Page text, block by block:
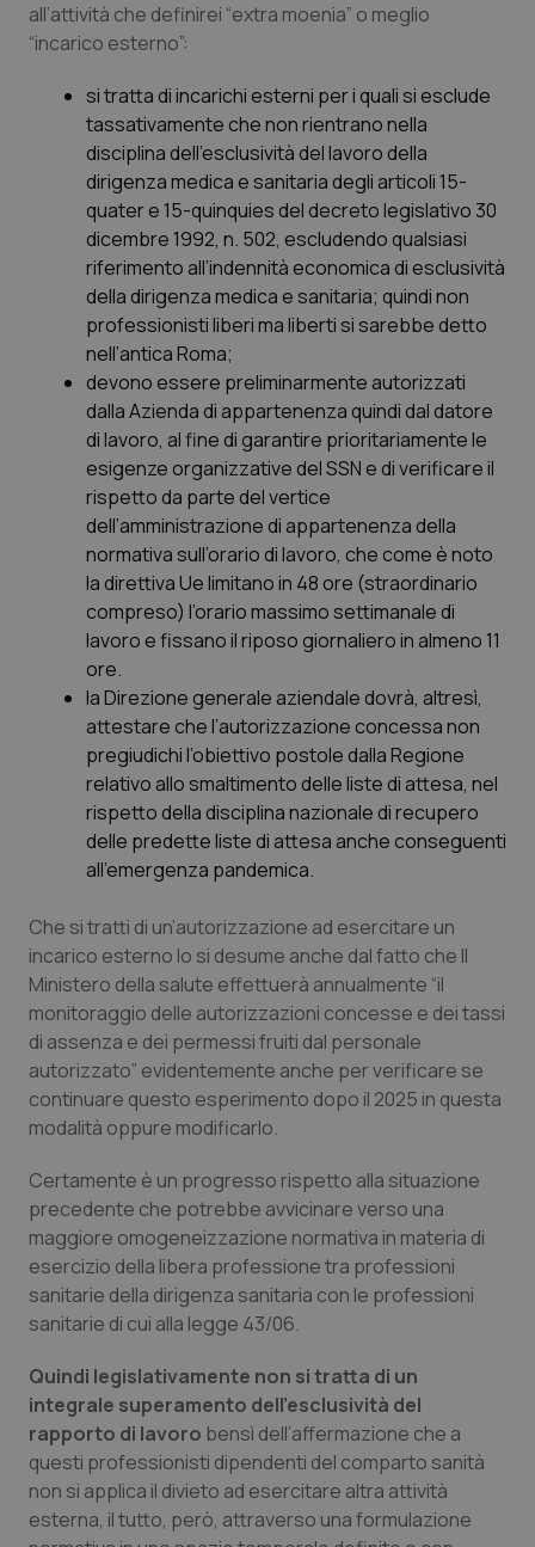
Provincia Autonoma di Bolzano
Provincia Autonoma di Trento
Puglia
Sardegna
Sicilia
Toscana
Umbria
Valle D’Aosta
Veneto
Infezioni & Febbre
Ipertensione & Scompenso
Malattie rare
Malattia di Crohn & Rettocolite Ulcerosa
Neuroscienze & patologie neurodegenerative
Obesità
Oftalmologia
Oncodermatologia
Oncoematologia
Oncologia & Nutrizione
Psoriasi & pelle
Quotidiano Cardiologia
Quotidiano Chirurgia
Quotidiano Oncologia
Quotidiano Pediatria
Rene & patologie urogenitali
Salute orale & impianti
Sangue & coagulazione
Tumore al seno
Tumore ovarico
Tumori gastrointestinali
Ulcera & Reflusso
Vaccini
all’attività che definirei “extra moenia” o meglio
“incarico esterno”:
si tratta di incarichi esterni per i quali si esclude
tassativamente che non rientrano nella
disciplina dell’esclusività del lavoro della
dirigenza medica e sanitaria degli articoli 15-
quater e 15-quinquies del decreto legislativo 30
dicembre 1992, n. 502, escludendo qualsiasi
riferimento all’indennità economica di esclusività
della dirigenza medica e sanitaria; quindi non
professionisti liberi ma liberti si sarebbe detto
nell’antica Roma;
devono essere preliminarmente autorizzati
dalla Azienda di appartenenza quindi dal datore
di lavoro, al fine di garantire prioritariamente le
esigenze organizzative del SSN e di verificare il
rispetto da parte del vertice
dell’amministrazione di appartenenza della
normativa sull’orario di lavoro, che come è noto
la direttiva Ue limitano in 48 ore (straordinario
compreso) l’orario massimo settimanale di
lavoro e fissano il riposo giornaliero in almeno 11
ore.
la Direzione generale aziendale dovrà, altresì,
attestare che l’autorizzazione concessa non
pregiudichi l’obiettivo postole dalla Regione
relativo allo smaltimento delle liste di attesa, nel
rispetto della disciplina nazionale di recupero
delle predette liste di attesa anche conseguenti
all’emergenza pandemica.
Che si tratti di un’autorizzazione ad esercitare un
incarico esterno lo si desume anche dal fatto che Il
Ministero della salute effettuerà annualmente “il
monitoraggio delle autorizzazioni concesse e dei tassi
di assenza e dei permessi fruiti dal personale
autorizzato” evidentemente anche per verificare se
continuare questo esperimento dopo il 2025 in questa
modalità oppure modificarlo.
Certamente è un progresso rispetto alla situazione
precedente che potrebbe avvicinare verso una
maggiore omogeneizzazione normativa in materia di
esercizio della libera professione tra professioni
sanitarie della dirigenza sanitaria con le professioni
sanitarie di cui alla legge 43/06.
Quindi legislativamente non si tratta di un
integrale superamento dell’esclusività del
rapporto di lavoro bensì dell’affermazione che a
questi professionisti dipendenti del comparto sanità
non si applica il divieto ad esercitare altra attività
esterna, il tutto, però, attraverso una formulazione